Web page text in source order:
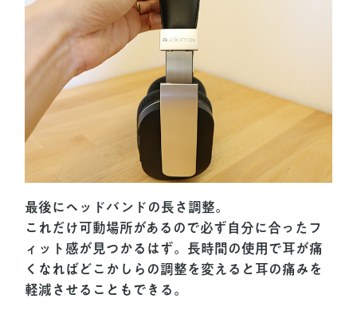
最後にヘッドバンドの長さ調整。
これだけ可動場所があるので必ず自分に合ったフ
ィット感が見つかるはず。長時間の使用で耳が痛
くなればどこかしらの調整を変えると耳の痛みを
軽減させることもできる。